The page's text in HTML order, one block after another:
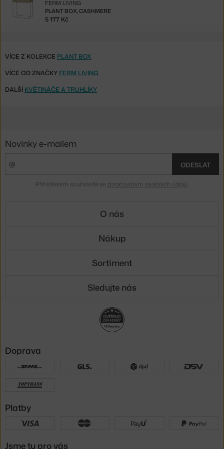
PLANT BOX, CASHMERE
FERM LIVING
5 177 Kč
VÍCE Z KOLEKCE PLANT BOX
VÍCE OD ZNAČKY FERM LIVING
DALŠÍ KVĚTINÁČE A TRUHLÍKY
Novinky e-mailem
ODESLAT
Přihlášením souhlasíte se zpracováním osobních údajů
O nás
Nákup
Sortiment
Sledujte nás
Doprava
Platby
Jsme tu pro vás